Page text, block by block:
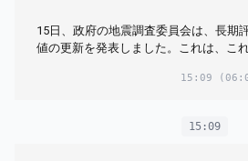
ク海溝型地
15日、政府の地震調査委員会は、長期
値の更新を発表しました。これは、こ
15:09
15:09